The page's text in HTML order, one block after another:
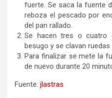
fuerte. Se saca la fuente
reboza el pescado por
del pan rallado.
Se hacen tres o cuatro
besugo y se clavan
Para finalizar se mete la
de nuevo durante 20
Fuente: jlastras